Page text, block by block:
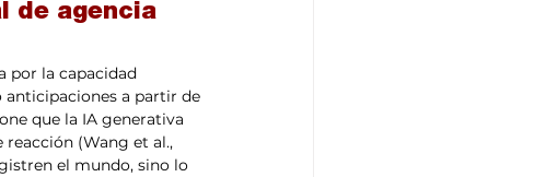
de agencia
por la capacidad
anticipaciones a partir de
que la IA generativa
(Wang et al.,
el mundo, sino lo